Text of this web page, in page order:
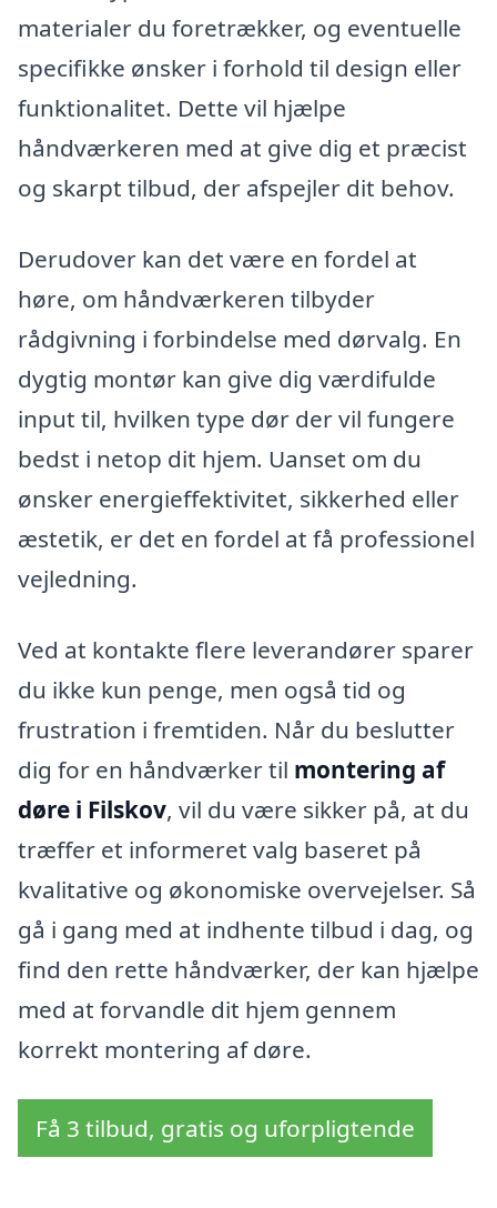
materialer du foretrækker, og eventuelle
specifikke ønsker i forhold til design eller
funktionalitet. Dette vil hjælpe
håndværkeren med at give dig et præcist
og skarpt tilbud, der afspejler dit behov.
Derudover kan det være en fordel at
høre, om håndværkeren tilbyder
rådgivning i forbindelse med dørvalg. En
dygtig montør kan give dig værdifulde
input til, hvilken type dør der vil fungere
bedst i netop dit hjem. Uanset om du
ønsker energieffektivitet, sikkerhed eller
æstetik, er det en fordel at få professionel
vejledning.
Ved at kontakte flere leverandører sparer
du ikke kun penge, men også tid og
frustration i fremtiden. Når du beslutter
dig for en håndværker til montering af
døre i Filskov, vil du være sikker på, at du
træffer et informeret valg baseret på
kvalitative og økonomiske overvejelser. Så
gå i gang med at indhente tilbud i dag, og
find den rette håndværker, der kan hjælpe
med at forvandle dit hjem gennem
korrekt montering af døre.
Få 3 tilbud, gratis og uforpligtende